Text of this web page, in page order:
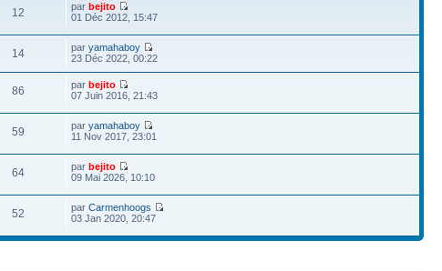
12 parbejito
01 Déc 2012, 15:47
14 paryamahaboy
23 Déc 2022, 00:22
86 parbejito
07 Juin 2016, 21:43
59 paryamahaboy
11 Nov 2017, 23:01
64 parbejito
09 Mai 2026, 10:10
52 parCarmenhoogs
03 Jan 2020, 20:47